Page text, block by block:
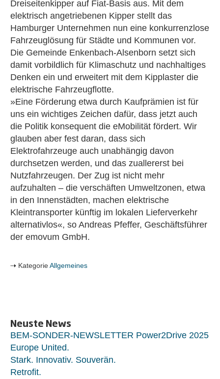
Dreiseitenkipper auf Fiat-Basis aus. Mit dem
elektrisch angetriebenen Kipper stellt das
Hamburger Unternehmen nun eine konkurrenzlose
Fahrzeuglösung für Städte und Kommunen vor.
Die Gemeinde Enkenbach-Alsenborn setzt sich
damit vorbildlich für Klimaschutz und nachhaltiges
Denken ein und erweitert mit dem Kipplaster die
elektrische Fahrzeugflotte.
»Eine Förderung etwa durch Kaufprämien ist für
uns ein wichtiges Zeichen dafür, dass jetzt auch
die Politik konsequent die eMobilität fördert. Wir
glauben aber fest daran, dass sich
Elektrofahrzeuge auch unabhängig davon
durchsetzen werden, und das zuallererst bei
Nutzfahrzeugen. Der Zug ist nicht mehr
aufzuhalten – die verschäften Umweltzonen, etwa
in den Innenstädten, machen elektrische
Kleintransporter künftig im lokalen Lieferverkehr
alternativlos«, so Andreas Pfeffer, Geschäftsführer
der emovum GmbH.
KategorieAllgemeines
Neuste News
BEM-SONDER-NEWSLETTER Power2Drive 2025
Europe United.
Stark. Innovativ. Souverän.
Retrofit.